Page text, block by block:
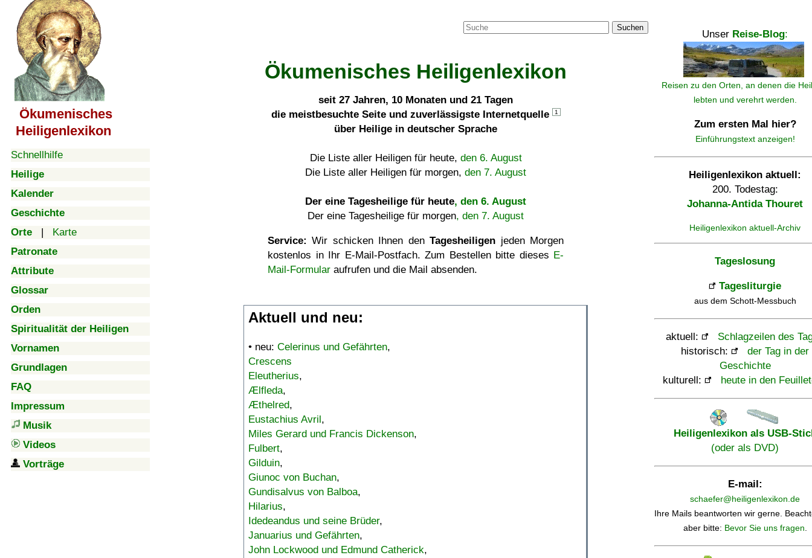
Ökumenisches
Heiligenlexikon
Schnellhilfe
Heilige
Kalender
Geschichte
Orte | Karte
Patronate
Attribute
Glossar
Orden
Spiritualität der Heiligen
Vornamen
Grundlagen
FAQ
Impressum
Musik
Videos
Vorträge
Suchen
Ökumenisches Heiligenlexikon
seit 27 Jahren, 10 Monaten und 21 Tagen
die meistbesuchte Seite und zuverlässigste Internetquelle
1
über Heilige in deutscher Sprache
Die Liste aller Heiligen für heute, den 6. August
Die Liste aller Heiligen für morgen, den 7. August
Der eine Tagesheilige für heute, den 6. August
Der eine Tagesheilige für morgen, den 7. August
Service: Wir schicken Ihnen denTagesheiligen jeden Morgen
kostenlos in Ihr E-Mail-Postfach. Zum Bestellen bitte dieses E-
Mail-Formular aufrufen und die Mail absenden.
Aktuell und neu:
• neu: Celerinus und Gefährten,
Crescens
Eleutherius,
Ælfleda,
Æthelred,
Eustachius Avril,
Miles Gerard und Francis Dickenson,
Fulbert,
Gilduin,
Giunoc von Buchan,
Gundisalvus von Balboa,
Hilarius,
Idedeandus und seine Brüder,
Januarius und Gefährten,
John Lockwood und Edmund Catherick,
Unser Reise-Blog:
Reisen zu den Orten, an denen die
lebten und verehrt werden.
Zum ersten Mal hier?
Einführungstext anzeigen!
Heiligenlexikon aktuell:
200. Todestag:
Johanna-Antida Thouret
Heiligenlexikon aktuell-Archiv
Tageslosung
Tagesliturgie
aus dem Schott-Messbuch
aktuell:
Schlagzeilen des
historisch:
der Tag in der
Geschichte
kulturell:
heute in den
Heiligenlexikon als USB-
(oder als DVD)
E-mail:
schaefer@heiligenlexikon.de
Ihre Mails beantworten wir gerne.
aber bitte: Bevor Sie uns fragen.